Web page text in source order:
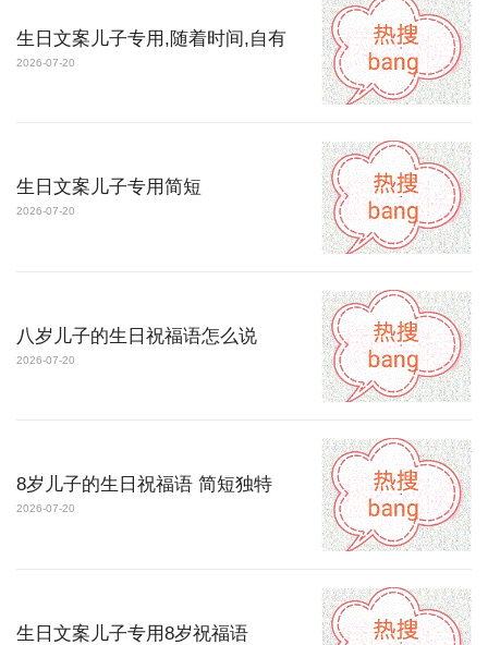
生日文案儿子专用,随着时间,自有
2026-07-20
生日文案儿子专用简短
2026-07-20
八岁儿子的生日祝福语怎么说
2026-07-20
8岁儿子的生日祝福语 简短独特
2026-07-20
生日文案儿子专用8岁祝福语